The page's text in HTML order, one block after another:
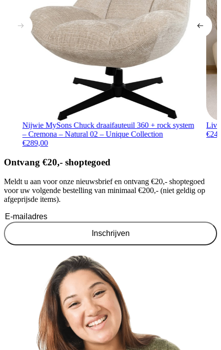
Nijwie MySons Chuck draaifauteuil 360 + rock system
– Cremona – Natural 02 – Unique Collection
€289,00
€
Ontvang €20,- shoptegoed
Meldt u aan voor onze nieuwsbrief en ontvang €20,- shoptegoed
voor uw volgende bestelling van minimaal €200,- (niet geldig op
afgeprijsde items).
Inschrijven